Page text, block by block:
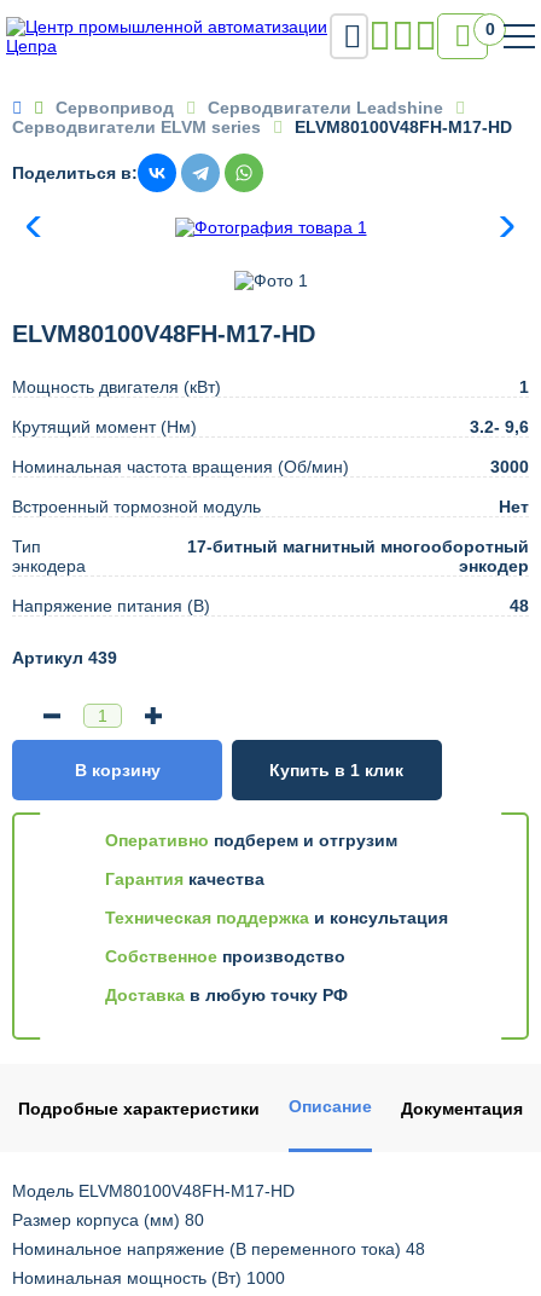
 0
 Сервопривод
Серводвигатели Leadshine
Серводвигатели ELVM series
ELVM80100V48FH-M17-HD
Поделиться в:
ELVM80100V48FH-M17-HD
Мощность двигателя (кВт) 1
Крутящий момент (Нм) 3.2- 9,6
Номинальная частота вращения (Об/мин) 3000
Встроенный тормозной модуль Нет
Тип
энкодера
17-битный магнитный многооборотный
энкодер
Напряжение питания (В) 48
Артикул 439
Оперативно подберем и отгрузим
Гарантия качества
Техническая поддержка и консультация
Собственное производство
Доставка в любую точку РФ
В корзину Купить в 1 клик
Подробные характеристики Описание Документация
Модель ELVM80100V48FH-M17-HD
Размер корпуса (мм) 80
Номинальное напряжение (В переменного тока) 48
Номинальная мощность (Вт) 1000